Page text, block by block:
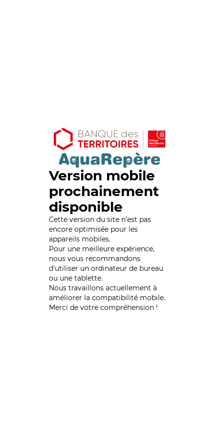
Version mobile
prochainement
disponible
Cette version du site n’est pas
encore optimisée pour les
appareils mobiles.
Pour une meilleure expérience,
nous vous recommandons
d'utiliser un ordinateur de bureau
ou une tablette.
Nous travaillons actuellement à
améliorer la compatibilité mobile.
Merci de votre compréhension !